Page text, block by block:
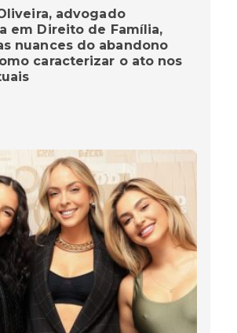
advogado
em Direito de Família,
nuances do abandono
caracterizar o ato nos